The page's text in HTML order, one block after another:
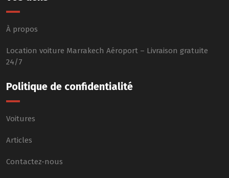
À propos
Location voiture Marrakech Aéroport – Livraison gratuite
24/7
Politique de confidentialité
Voitures
Articles
Contactez-nous